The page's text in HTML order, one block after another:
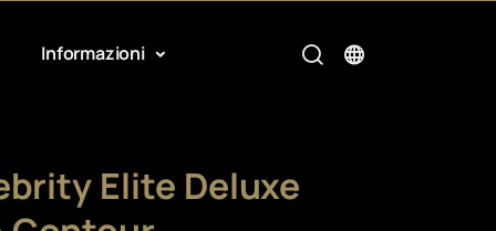
Informazioni
Elite Deluxe